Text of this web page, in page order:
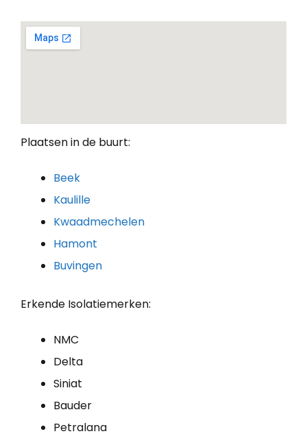
Plaatsen in de buurt:
Beek
Kaulille
Kwaadmechelen
Hamont
Buvingen
Erkende Isolatiemerken:
NMC
Delta
Siniat
Bauder
Petralana